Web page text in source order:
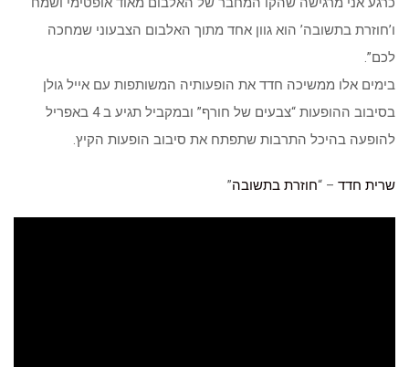
ו’חוזרת בתשובה’ הוא גוון אחד מתוך האלבום הצבעוני שמחכה
לכם”.
בימים אלו ממשיכה חדד את הופעותיה המשותפות עם אייל גולן
בסיבוב ההופעות “צבעים של חורף” ובמקביל תגיע ב 4 באפריל
להופעה בהיכל התרבות שתפתח את סיבוב הופעות הקיץ.
שרית חדד – “חוזרת בתשובה”